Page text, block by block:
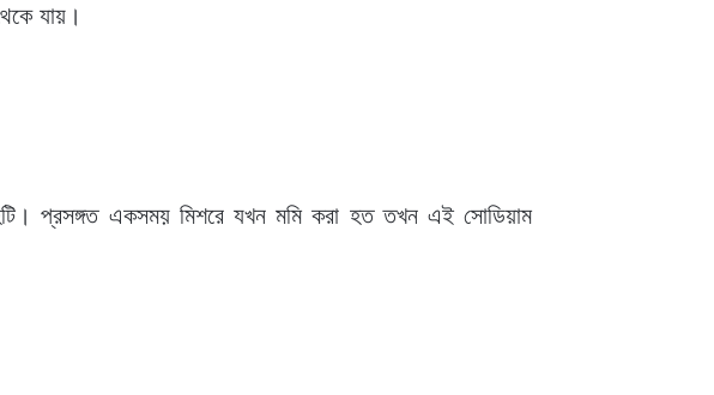
যায়।
প্রসঙ্গত একসময় মিশরে যখন মমি করা হত তখন এই সোডিয়াম